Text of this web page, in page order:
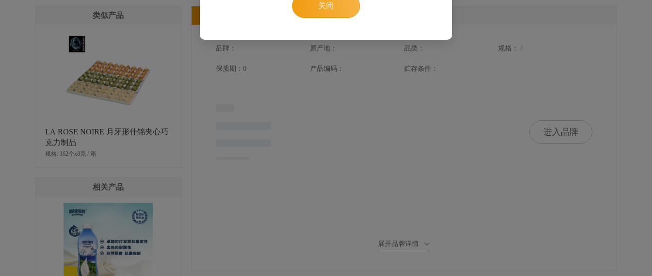
类似产品
LA ROSE NOIRE 月牙形什锦夹心巧
克力制品
规格: 162个x8克 / 箱
相关产品
品牌： 原产地： 品类： 规格： /
保质期：0 产品编码： 贮存条件：
进入品牌
展开品牌详情
关闭